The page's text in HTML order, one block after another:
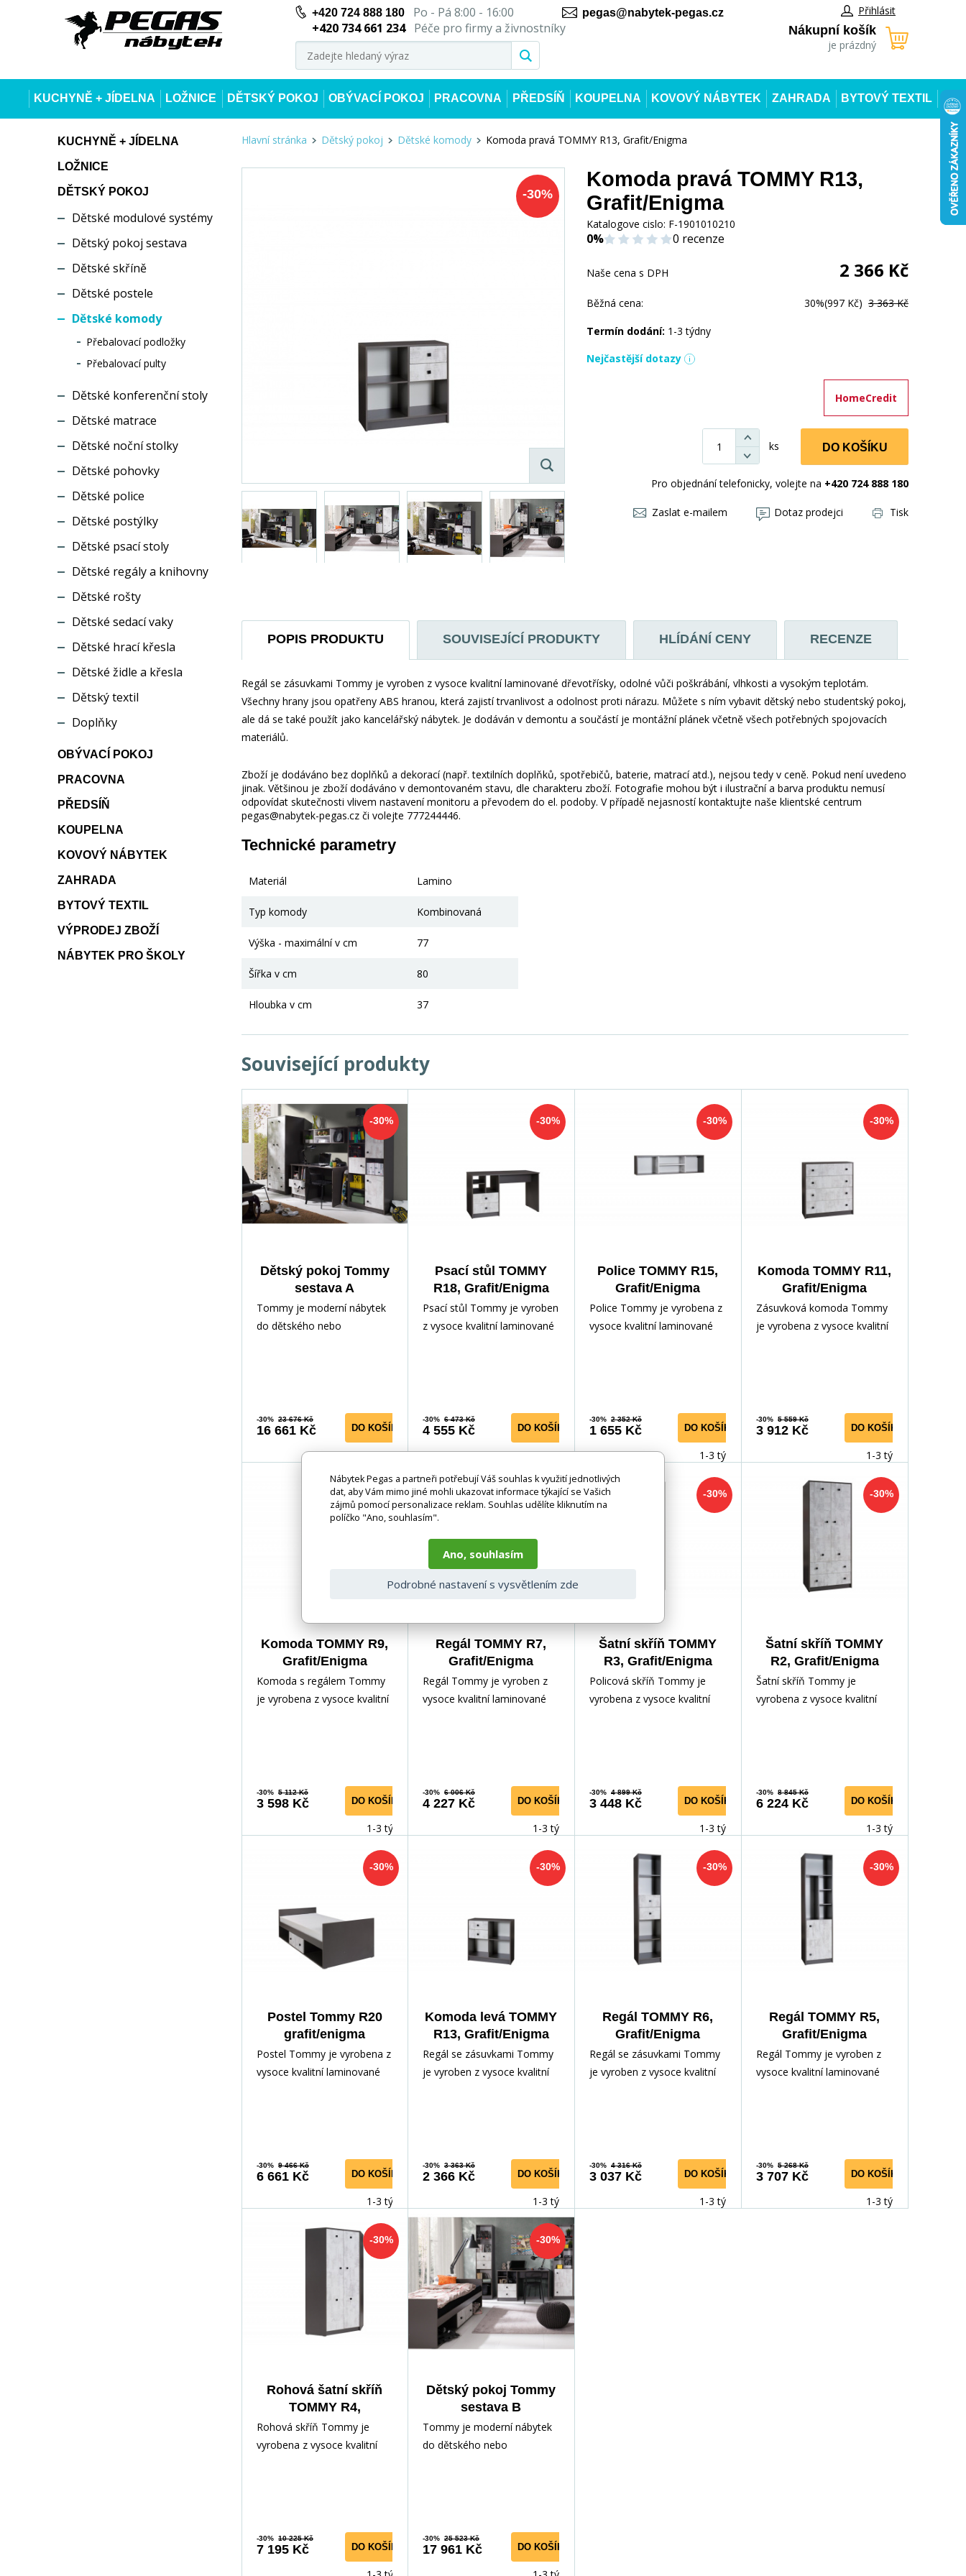
+420 724 888 180Po - Pá 8:00 - 16:00
+420 734 661 234
Péče pro firmy a živnostníky
pegas@nabytek-pegas.cz Přihlásit
Nákupní košík
je prázdný
KUCHYNĚ + JÍDELNA LOŽNICE DĚTSKÝ POKOJ OBÝVACÍ POKOJ PRACOVNA PŘEDSÍŇ KOUPELNA KOVOVÝ NÁBYTEK ZAHRADA BYTOVÝ TEXTIL
KUCHYNĚ + JÍDELNA
LOŽNICE
DĚTSKÝ POKOJ
Dětské modulové systémy
Dětský pokoj sestava
Dětské skříně
Dětské postele
Dětské komody
Přebalovací podložky
Přebalovací pulty
Dětské konferenční stoly
Dětské matrace
Dětské noční stolky
Dětské pohovky
Dětské police
Dětské postýlky
Dětské psací stoly
Dětské regály a knihovny
Dětské rošty
Dětské sedací vaky
Dětské hrací křesla
Dětské židle a křesla
Dětský textil
Doplňky
OBÝVACÍ POKOJ
PRACOVNA
PŘEDSÍŇ
KOUPELNA
KOVOVÝ NÁBYTEK
ZAHRADA
BYTOVÝ TEXTIL
VÝPRODEJ ZBOŽÍ
NÁBYTEK PRO ŠKOLY
Hlavní stránka Dětský pokoj Dětské komody Komoda pravá TOMMY R13, Grafit/Enigma
-30%
Komoda pravá TOMMY R13,
Grafit/Enigma
Katalogove cislo: F-1901010210
0% 0 recenze
Naše cena s DPH 2 366 Kč
Běžná cena: 30%(997 Kč) 3 363 Kč
Termín dodání: 1-3 týdny
Nejčastější dotazy
HomeCredit
ks DO KOŠÍKU
Pro objednání telefonicky, volejte na +420 724 888 180
Zaslat e-mailem Dotaz prodejci Tisk
POPIS PRODUKTU SOUVISEJÍCÍ PRODUKTY HLÍDÁNÍ CENY RECENZE
Regál se zásuvkami Tommy je vyroben z vysoce kvalitní laminované dřevotřísky, odolné vůči poškrábání, vlhkosti a vysokým teplotám.
Všechny hrany jsou opatřeny ABS hranou, která zajistí trvanlivost a odolnost proti nárazu. Můžete s ním vybavit dětský nebo studentský pokoj,
ale dá se také použít jako kancelářský nábytek. Je dodáván v demontu a součástí je montážní plánek včetně všech potřebných spojovacích
materiálů.
Zboží je dodáváno bez doplňků a dekorací (např. textilních doplňků, spotřebičů, baterie, matrací atd.), nejsou tedy v ceně. Pokud není uvedeno
jinak. Většinou je zboží dodáváno v demontovaném stavu, dle charakteru zboží. Fotografie mohou být i ilustrační a barva produktu nemusí
odpovídat skutečnosti vlivem nastavení monitoru a převodem do el. podoby. V případě nejasností kontaktujte naše klientské centrum
pegas@nabytek-pegas.cz či volejte 777244446.
Technické parametry
Materiál Lamino
Typ komody Kombinovaná
Výška - maximální v cm 77
Šířka v cm 80
Hloubka v cm 37
Související produkty
-30%
Dětský pokoj Tommy
sestava A
Tommy je moderní nábytek
do dětského nebo
-30% 23 676 Kč
16 661 Kč DO KOŠÍKU
1-3 týdny
-30%
Psací stůl TOMMY
R18, Grafit/Enigma
Psací stůl Tommy je vyroben
z vysoce kvalitní laminované
-30% 6 473 Kč
4 555 Kč DO KOŠÍKU
1-3 týdny
-30%
Police TOMMY R15,
Grafit/Enigma
Police Tommy je vyrobena z
vysoce kvalitní laminované
-30% 2 352 Kč
1 655 Kč DO KOŠÍKU
1-3 týdny
-30%
Komoda TOMMY R11,
Grafit/Enigma
Zásuvková komoda Tommy
je vyrobena z vysoce kvalitní
-30% 5 559 Kč
3 912 Kč DO KOŠÍKU
1-3 týdny
-30%
Komoda TOMMY R9,
Grafit/Enigma
Komoda s regálem Tommy
je vyrobena z vysoce kvalitní
-30% 5 112 Kč
3 598 Kč DO KOŠÍKU
1-3 týdny
-30%
Regál TOMMY R7,
Grafit/Enigma
Regál Tommy je vyroben z
vysoce kvalitní laminované
-30% 6 006 Kč
4 227 Kč DO KOŠÍKU
1-3 týdny
-30%
Šatní skříň TOMMY
R3, Grafit/Enigma
Policová skříň Tommy je
vyrobena z vysoce kvalitní
-30% 4 899 Kč
3 448 Kč DO KOŠÍKU
1-3 týdny
-30%
Šatní skříň TOMMY
R2, Grafit/Enigma
Šatní skříň Tommy je
vyrobena z vysoce kvalitní
-30% 8 845 Kč
6 224 Kč DO KOŠÍKU
1-3 týdny
-30%
Postel Tommy R20
grafit/enigma
Postel Tommy je vyrobena z
vysoce kvalitní laminované
-30% 9 466 Kč
6 661 Kč DO KOŠÍKU
1-3 týdny
-30%
Komoda levá TOMMY
R13, Grafit/Enigma
Regál se zásuvkami Tommy
je vyroben z vysoce kvalitní
-30% 3 363 Kč
2 366 Kč DO KOŠÍKU
1-3 týdny
-30%
Regál TOMMY R6,
Grafit/Enigma
Regál se zásuvkami Tommy
je vyroben z vysoce kvalitní
-30% 4 316 Kč
3 037 Kč DO KOŠÍKU
1-3 týdny
-30%
Regál TOMMY R5,
Grafit/Enigma
Regál Tommy je vyroben z
vysoce kvalitní laminované
-30% 5 268 Kč
3 707 Kč DO KOŠÍKU
1-3 týdny
-30%
Rohová šatní skříň
TOMMY R4,
Grafit/Enigma
Rohová skříň Tommy je
vyrobena z vysoce kvalitní
-30% 10 225 Kč
7 195 Kč DO KOŠÍKU
-30%
Dětský pokoj Tommy
sestava B
Tommy je moderní nábytek
do dětského nebo
-30% 25 523 Kč
17 961 Kč DO KOŠÍKU
Nábytek Pegas a partneři potřebují Váš souhlas k využití jednotlivých
dat, aby Vám mimo jiné mohli ukazovat informace týkající se Vašich
zájmů pomocí personalizace reklam. Souhlas udělíte kliknutím na
políčko "Ano, souhlasím".
Ano, souhlasím
Podrobné nastavení s vysvětlením zde